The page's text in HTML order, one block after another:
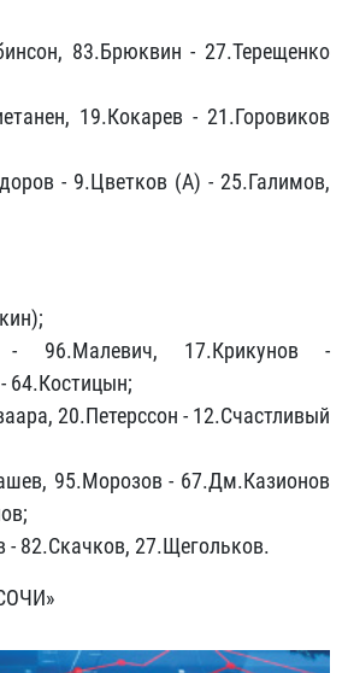
83.Брюквин - 27.Терещенко
19.Кокарев - 21.Горовиков
- 9.Цветков (А) - 25.Галимов,
96.Малевич, 17.Крикунов -
64.Костицын;
20.Петерссон - 12.Счастливый
95.Морозов - 67.Дм.Казионов
- 82.Скачков, 27.Щегольков.